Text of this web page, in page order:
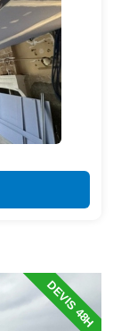
DEVIS 48H